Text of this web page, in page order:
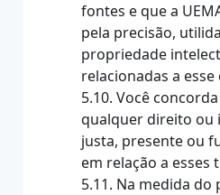
fontes e que a
pela precisão,
propriedade
relacionadas a
5.10. Você
qualquer direito ou
justa, presente ou
em relação a esses
5.11. Na medida